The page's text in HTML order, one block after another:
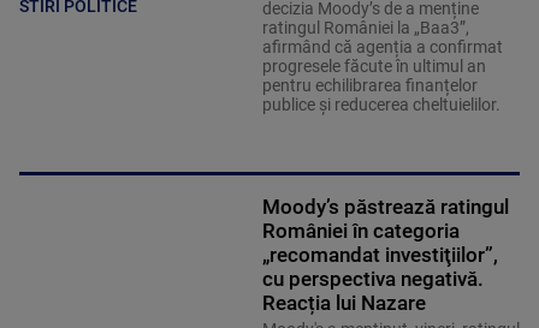
STIRI POLITICE
decizia Moody’s de a menține
ratingul României la „Baa3”,
afirmând că agenția a confirmat
progresele făcute în ultimul an
pentru echilibrarea finanțelor
publice și reducerea cheltuielilor.
Moody’s păstrează ratingul
României în categoria
„recomandat investiţiilor”,
cu perspectiva negativă.
Reacția lui Nazare